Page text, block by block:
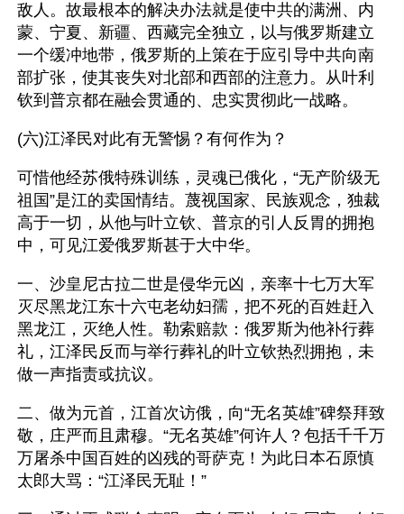
敌人。故最根本的解决办法就是使中共的满洲、内
蒙、宁夏、新疆、西藏完全独立，以与俄罗斯建立
一个缓冲地带，俄罗斯的上策在于应引导中共向南
部扩张，使其丧失对北部和西部的注意力。从叶利
钦到普京都在融会贯通的、忠实贯彻此一战略。
(六)江泽民对此有无警惕？有何作为？
可惜他经苏俄特殊训练，灵魂已俄化，“无产阶级无
祖国”是江的卖国情结。蔑视国家、民族观念，独裁
高于一切，从他与叶立钦、普京的引人反胃的拥抱
中，可见江爱俄罗斯甚于大中华。
一、沙皇尼古拉二世是侵华元凶，亲率十七万大军
灭尽黑龙江东十六屯老幼妇孺，把不死的百姓赶入
黑龙江，灭绝人性。勒索赔款：俄罗斯为他补行葬
礼，江泽民反而与举行葬礼的叶立钦热烈拥抱，未
做一声指责或抗议。
二、做为元首，江首次访俄，向“无名英雄”碑祭拜致
敬，庄严而且肃穆。“无名英雄”何许人？包括千千万
万屠杀中国百姓的凶残的哥萨克！为此日本石原慎
太郎大骂：“江泽民无耻！”